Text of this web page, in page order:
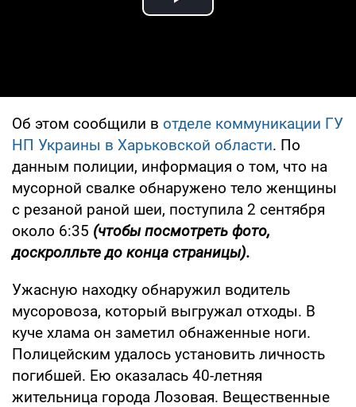
Play Video
Об этом сообщили в отделе коммуникации ГУ
НП Украины в Харьковской области. По
данным полиции, информация о том, что на
мусорной свалке обнаружено тело женщины
с резаной раной шеи, поступила 2 сентября
около 6:35 (чтобы посмотреть фото,
доскролльте до конца страницы).
Ужасную находку обнаружил водитель
мусоровоза, который выгружал отходы. В
куче хлама он заметил обнаженные ноги.
Полицейским удалось установить личность
погибшей. Ею оказалась 40-летняя
жительница города Лозовая. Вещественные